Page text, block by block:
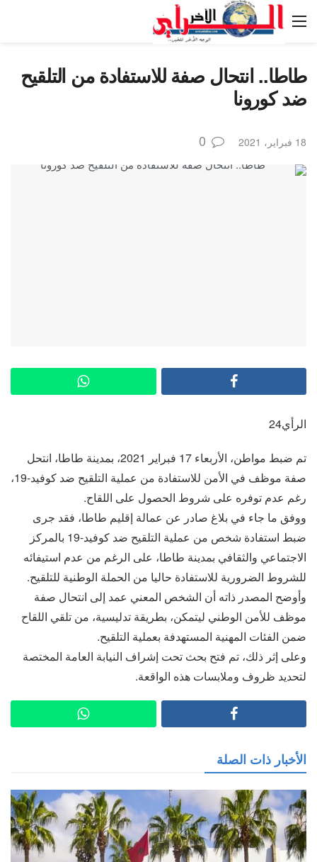
طاطا.. انتحال صفة للاستفادة من التلقيح
ضد كورونا
18 فبراير، 2021 0
الرأي24
تم ضبط مواطن، الأربعاء 17 فبراير 2021، بمدينة طاطا، انتحل
صفة موظف في الأمن للاستفادة من عملية التلقيح ضد كوفيد-19،
رغم عدم توفره على شروط الحصول على اللقاح.
ووفق ما جاء في بلاغ صادر عن عمالة إقليم طاطا، فقد جرى
ضبط استفادة شخص من عملية التلقيح ضد كوفيد-19 بالمركز
الاجتماعي والثقافي بمدينة طاطا، على الرغم من عدم استيفائه
للشروط الضرورية للاستفادة حاليا من الحملة الوطنية للتلقيح.
وأوضح المصدر ذاته أن الشخص المعني عمد إلى انتحال صفة
موظف للأمن الوطني ليتمكن، بطريقة تدليسية، من تلقي اللقاح
ضمن الفئات المهنية المستهدفة بعملية التلقيح.
وعلى إثر ذلك، تم فتح بحث تحت إشراف النيابة العامة المختصة
لتحديد ظروف وملابسات هذه الواقعة.
الأخبار ذات الصلة